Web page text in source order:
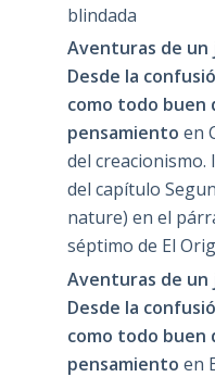
blindada
Aventuras de
Desde la
como todo buen
pensamiento en
del
del capítulo
nature) en el
séptimo de El
Aventuras de
Desde la
como todo buen
pensamiento en